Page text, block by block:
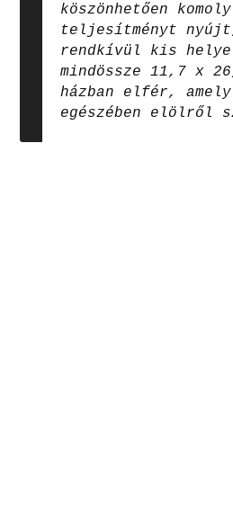
köszönhetően
teljesítményt nyújt,
rendkívül kis
mindössze 11,7 x
házban elfér,
egészében elölről